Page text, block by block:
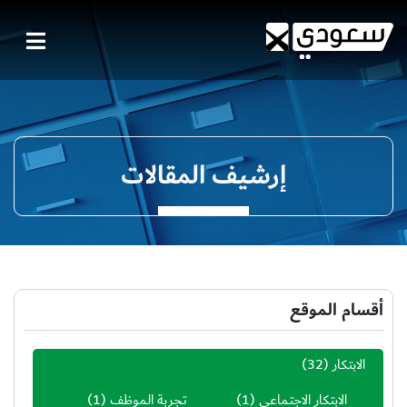
إرشيف المقالات
أقسام الموقع
الابتكار(32)
الابتكار الاجتماعي(1) تجربة الموظف(1)